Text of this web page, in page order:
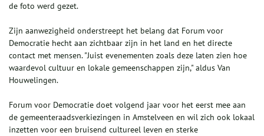
de foto werd gezet.
Zijn aanwezigheid onderstreept het belang dat Forum voor
Democratie hecht aan zichtbaar zijn in het land en het directe
contact met mensen. "Juist evenementen zoals deze laten zien hoe
waardevol cultuur en lokale gemeenschappen zijn," aldus Van
Houwelingen.
Forum voor Democratie doet volgend jaar voor het eerst mee aan
de gemeenteraadsverkiezingen in Amstelveen en wil zich ook lokaal
inzetten voor een bruisend cultureel leven en sterke